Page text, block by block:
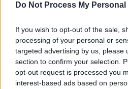
Do Not Process My
If you wish to opt-out of the sale,
processing of your personal or
targeted advertising by us, please
section to confirm your selection.
opt-out request is processed you
interest-based ads based on